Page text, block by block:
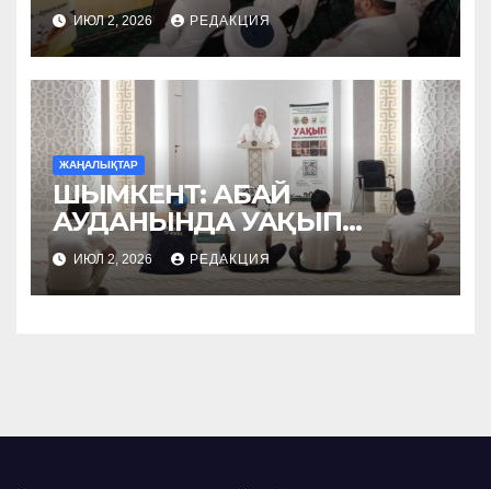
ИЮЛ 2, 2026 РЕДАКЦИЯ
ЖАҢАЛЫҚТАР
ШЫМКЕНТ: АБАЙ
АУДАНЫНДА УАҚЫП
НАСИХАТТАЛДЫ
ИЮЛ 2, 2026 РЕДАКЦИЯ